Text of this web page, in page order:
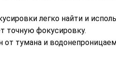
легко найти и
точную фокусировку.
тумана и